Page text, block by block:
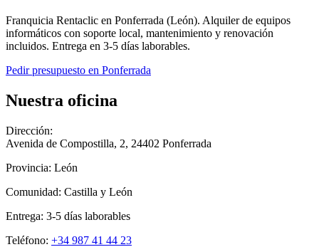
Franquicia Rentaclic en Ponferrada (León). Alquiler de equipos
informáticos con soporte local, mantenimiento y renovación
incluidos. Entrega en 3-5 días laborables.
Pedir presupuesto en Ponferrada
Nuestra oficina
Dirección:
Avenida de Compostilla, 2, 24402 Ponferrada
Provincia: León
Comunidad: Castilla y León
Entrega: 3-5 días laborables
Teléfono: +34 987 41 44 23